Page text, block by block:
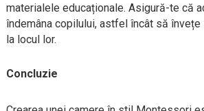
materialele educaționale. Asigură-te că
îndemâna copilului, astfel încât să
la locul lor.
Concluzie